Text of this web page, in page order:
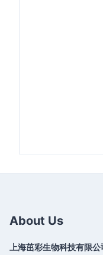
About Us
上海茁彩生物科技有限